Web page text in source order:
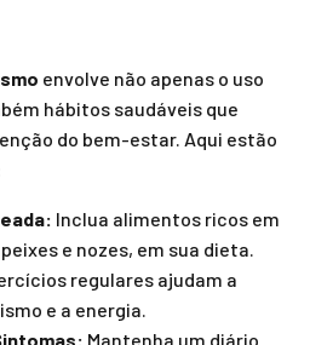
envolve não apenas o uso
hábitos saudáveis que
do bem-estar. Aqui estão
Inclua alimentos ricos em
e nozes, em sua dieta.
regulares ajudam a
e a energia.
Mantenha um diário